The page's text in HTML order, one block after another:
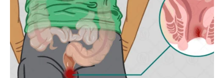
U emotivnom smislu, Ovan više ne pristaje na borbu koja
nema smisla.
Ako ste u vezi, partner počinje da pokazuje više
razumevanja. Razgovori postaju iskreniji, a dinamika
odnosa stabilnija. Vi više ne morate da dokazujete koliko